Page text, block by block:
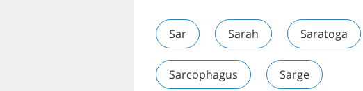
Sar Sarah Saratoga
Sarcophagus Sarge